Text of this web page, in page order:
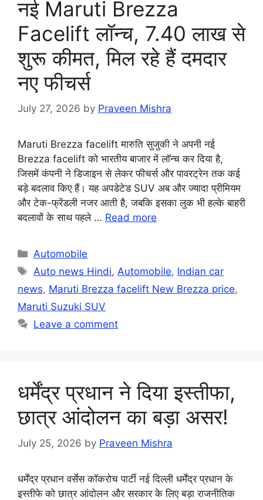
नई Maruti Brezza
Facelift लॉन्च, 7.40 लाख से
शुरू कीमत, मिल रहे हैं दमदार
नए फीचर्स
July 27, 2026 by Praveen Mishra
Maruti Brezza facelift मारुति सुजुकी ने अपनी नई
Brezza facelift को भारतीय बाजार में लॉन्च कर दिया है,
जिसमें कंपनी ने डिजाइन से लेकर फीचर्स और पावरट्रेन तक कई
बड़े बदलाव किए हैं। यह अपडेटेड SUV अब और ज्यादा प्रीमियम
और टेक-फ्रेंडली नजर आती है, जबकि इसका लुक भी हल्के बाहरी
बदलावों के साथ पहले … Read more
Categories
Automobile
Tags
Auto news Hindi,Automobile, Indian car
news, Maruti Brezza facelift New Brezza price,
Maruti Suzuki SUV
Leave a comment
धर्मेंद्र प्रधान ने दिया इस्तीफा,
छात्र आंदोलन का बड़ा असर!
July 25, 2026 by Praveen Mishra
धर्मेंद्र प्रधान वर्सेस कॉकरोच पार्टी नई दिल्ली धर्मेंद्र प्रधान के
इस्तीफे को छात्र आंदोलन और सरकार के लिए बड़ा राजनीतिक